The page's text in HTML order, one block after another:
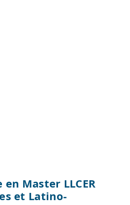
Master LLCER
et Latino-